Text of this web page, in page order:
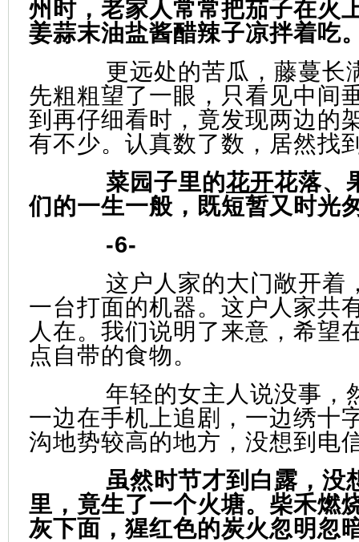
州时，老家人常常把茄子在火
姜蒜末油盐酱醋辣子凉拌着吃
更远处的苦瓜，藤蔓长
先粗粗望了一眼，只看见中间
到再仔细看时，竟发现两边的
有不少。认真数了数，居然找
菜园子里的花开花落、
们的一生一般，既短暂又时光
-6-
这户人家的大门敞开着
一台打面的机器。这户人家共
人在。我们说明了来意，希望
点自带的食物。
年轻的女主人说没事，
一边在手机上追剧，一边绣十
沟地势较高的地方，没想到电
虽然时节才到白露，没
里，竟生了一个火塘。柴禾燃
灰下面，猩红色的炭火忽明忽